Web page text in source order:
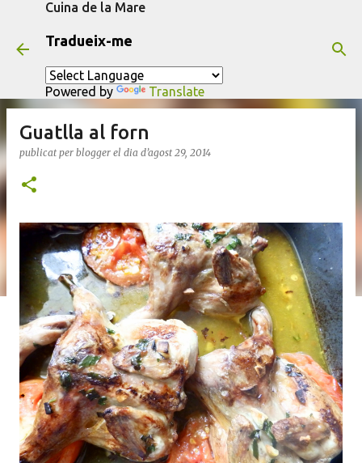
Cuina de la Mare
Tradueix-me
Powered by Translate
Guatlla al forn
publicat per blogger el dia d’agost 29, 2014